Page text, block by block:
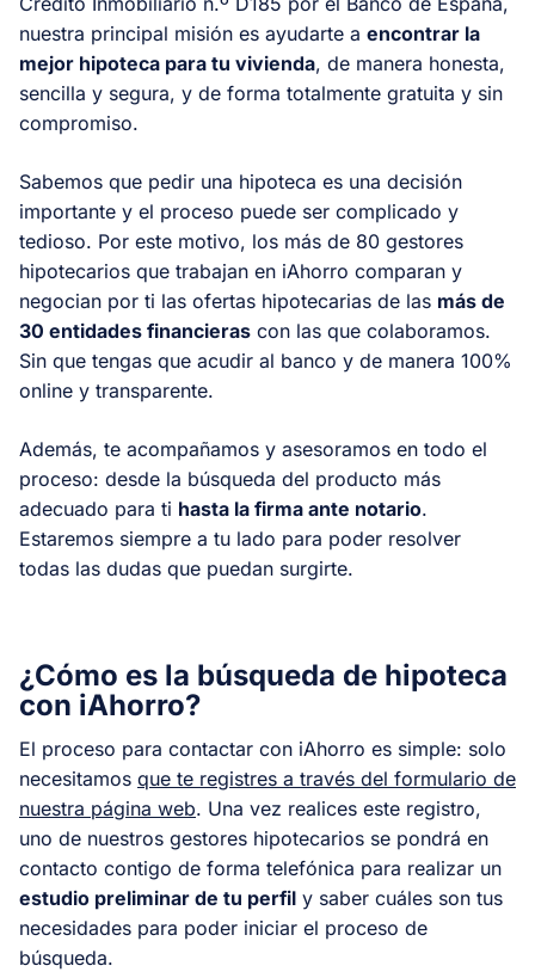
nuestra principal misión es ayudarte a encontrar la
mejor hipoteca para tu vivienda, de manera honesta,
sencilla y segura, y de forma totalmente gratuita y sin
compromiso.
Sabemos que pedir una hipoteca es una decisión
importante y el proceso puede ser complicado y
tedioso. Por este motivo, los más de 80 gestores
hipotecarios que trabajan en iAhorro comparan y
negocian por ti las ofertas hipotecarias de las más de
30 entidades financieras con las que colaboramos.
Sin que tengas que acudir al banco y de manera 100%
online y transparente.
Además, te acompañamos y asesoramos en todo el
proceso: desde la búsqueda del producto más
adecuado para ti hasta la firma ante notario.
Estaremos siempre a tu lado para poder resolver
todas las dudas que puedan surgirte.
¿Cómo es la búsqueda de hipoteca
con iAhorro?
El proceso para contactar con iAhorro es simple: solo
necesitamos que te registres a través del formulario de
nuestra página web. Una vez realices este registro,
uno de nuestros gestores hipotecarios se pondrá en
contacto contigo de forma telefónica para realizar un
estudio preliminar de tu perfil y saber cuáles son tus
necesidades para poder iniciar el proceso de
búsqueda.